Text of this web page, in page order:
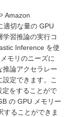
Amazon
適切な量の GPU
習推論の実行コ
Inference を使
モリのニーズに
推論アクセラレー
定できます。こ
をすることがで
の GPU メモリー
することができま